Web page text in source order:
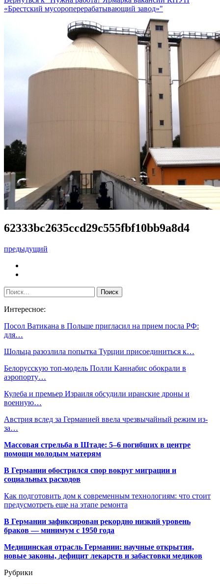
«Брестский мусороперерабатывающий завод»"
62333bc2635ccd29c555fbf10bb9a8d4
предыдущий
Интересное:
Посол Ватикана в Польше пригласил на прием посла РФ:
для…
Шольца разозлила попытка Турции присоединиться к…
Белорусскую топ-модель Полли Каннабис обокрали в
аэропорту…
Кулеба и премьер Израиля обсудили иранские дроны и
военную…
Австрия вслед за Германией ввела чрезвычайный режим из-
за…
Массовая стрельба в Штаде: 5–6 погибших в центре
помощи молодым матерям
В Германии обострился спор вокруг миграции и
социальных расходов
Как подготовить дом к современным технологиям: что стоит
предусмотреть еще на этапе ремонта
В Германии зафиксирован рекордно низкий уровень
браков — минимум с 1950 года
Медицинская отрасль Германии: научные открытия,
новые законы, дефицит лекарств и забастовки медиков
Рубрики